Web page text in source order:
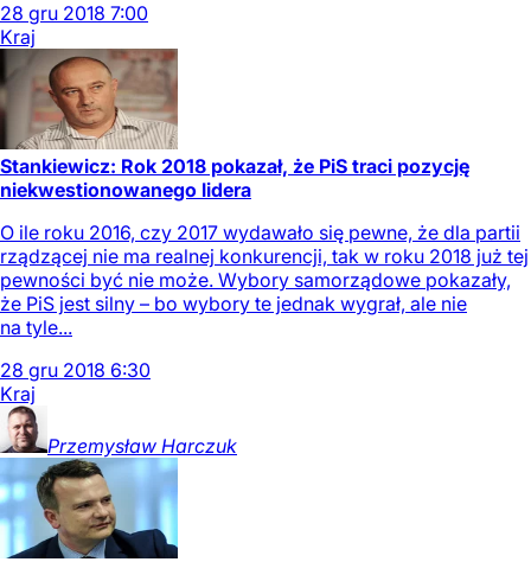
28 gru 2018 7:00
Kraj
Stankiewicz: Rok 2018 pokazał, że PiS traci pozycję
niekwestionowanego lidera
O ile roku 2016, czy 2017 wydawało się pewne, że dla partii
rządzącej nie ma realnej konkurencji, tak w roku 2018 już tej
pewności być nie może. Wybory samorządowe pokazały,
że PiS jest silny – bo wybory te jednak wygrał, ale nie
na tyle...
28 gru 2018 6:30
Kraj
Przemysław Harczuk